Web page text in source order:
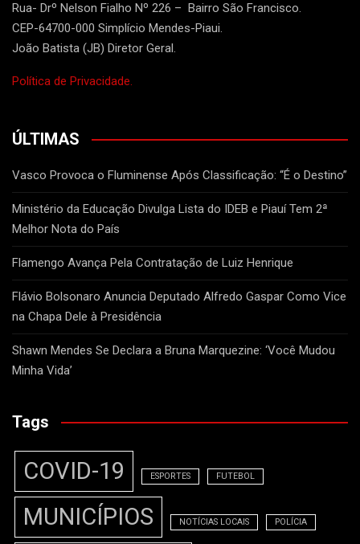
Rua- Drº Nelson Fialho Nº 226 – Bairro São Francisco.
CEP-64700-000 Simplício Mendes-Piaui.
João Batista (JB) Diretor Geral.
Política de Privacidade.
ÚLTIMAS
Vasco Provoca o Fluminense Após Classificação: “É o Destino”
Ministério da Educação Divulga Lista do IDEB e Piauí Tem 2ª
Melhor Nota do País
Flamengo Avança Pela Contratação de Luiz Henrique
Flávio Bolsonaro Anuncia Deputado Alfredo Gaspar Como Vice
na Chapa Dele à Presidência
Shawn Mendes Se Declara a Bruna Marquezine: ‘Você Mudou
Minha Vida’
Tags
COVID-19 ESPORTES FUTEBOL
MUNICÍPIOS NOTÍCIAS LOCAIS POLÍCIA